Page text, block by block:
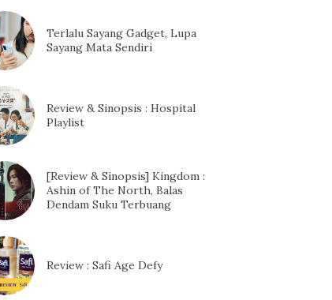
Terlalu Sayang Gadget, Lupa
Sayang Mata Sendiri
Review & Sinopsis : Hospital
Playlist
[Review & Sinopsis] Kingdom :
Ashin of The North, Balas
Dendam Suku Terbuang
Review : Safi Age Defy